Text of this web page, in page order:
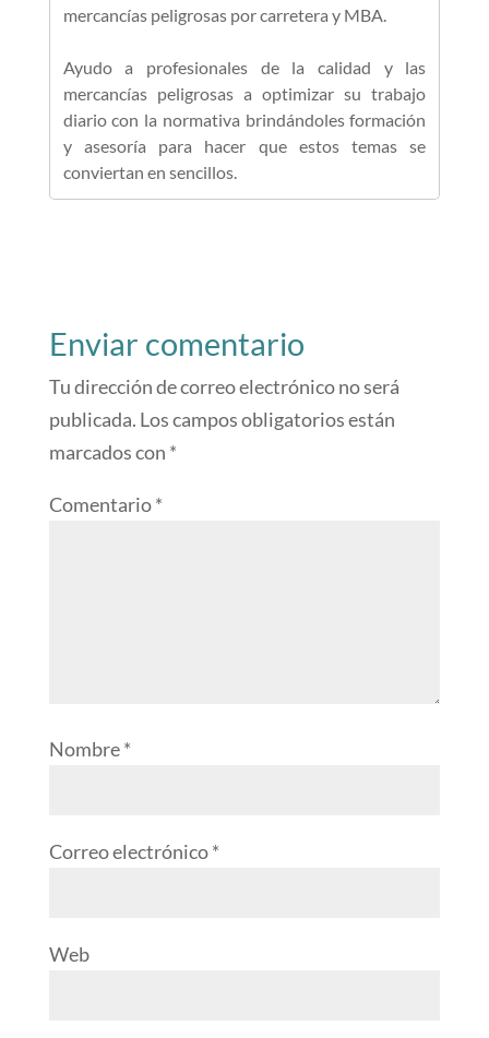
mercancías peligrosas por carretera y MBA.
Ayudo a profesionales de la calidad y las
mercancías peligrosas a optimizar su trabajo
diario con la normativa brindándoles formación
y asesoría para hacer que estos temas se
conviertan en sencillos.
Enviar comentario
Tu dirección de correo electrónico no será
publicada. Los campos obligatorios están
marcados con *
Comentario*
Nombre*
Correo electrónico*
Web